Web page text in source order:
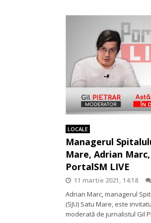
LOCALE
Managerul
Mare, Adrian
PortalSM LIVE
11 martie 2021, 14:18
Adrian Marc, managerul
(SJU) Satu Mare, este
moderată de jurnalistul Gil